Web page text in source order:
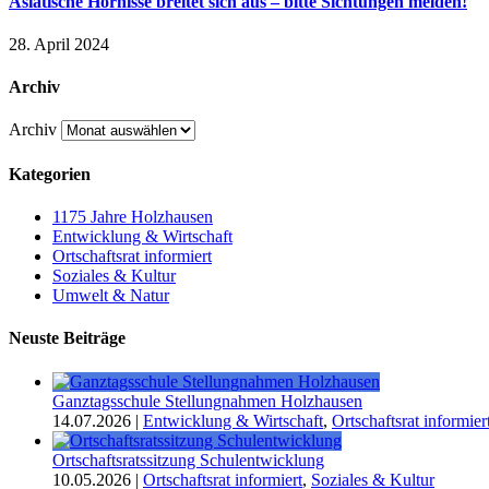
28. April 2024
Archiv
Archiv
Kategorien
1175 Jahre Holzhausen
Entwicklung & Wirtschaft
Ortschaftsrat informiert
Soziales & Kultur
Umwelt & Natur
Neuste Beiträge
Ganztagsschule Stellungnahmen Holzhausen
14.07.2026 | Entwicklung & Wirtschaft, Ortschaftsrat
Ortschaftsratssitzung Schulentwicklung
10.05.2026 | Ortschaftsrat informiert, Soziales & Kultur